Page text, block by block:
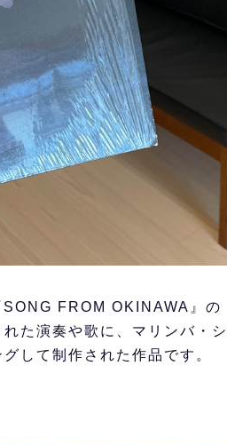
FROM OKINAWA』の
た演奏や歌に、マリンバ・シ
して制作された作品です。